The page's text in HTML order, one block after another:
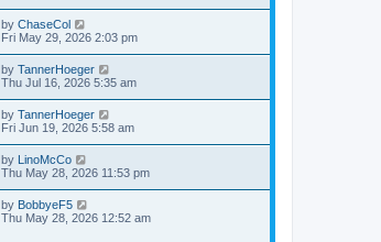
by ChaseCol
Fri May 29, 2026 2:03 pm
by TannerHoeger
Thu Jul 16, 2026 5:35 am
by TannerHoeger
Fri Jun 19, 2026 5:58 am
by LinoMcCo
Thu May 28, 2026 11:53 pm
by BobbyeF5
Thu May 28, 2026 12:52 am